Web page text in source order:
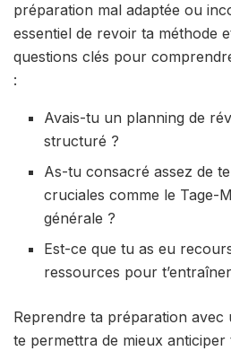
préparation mal adaptée ou
essentiel de revoir ta méthode
questions clés pour
:
Avais-tu un planning de
structuré ?
As-tu consacré assez de
cruciales comme le Tage-
générale ?
Est-ce que tu as eu
ressources pour
Reprendre ta préparation
te permettra de mieux